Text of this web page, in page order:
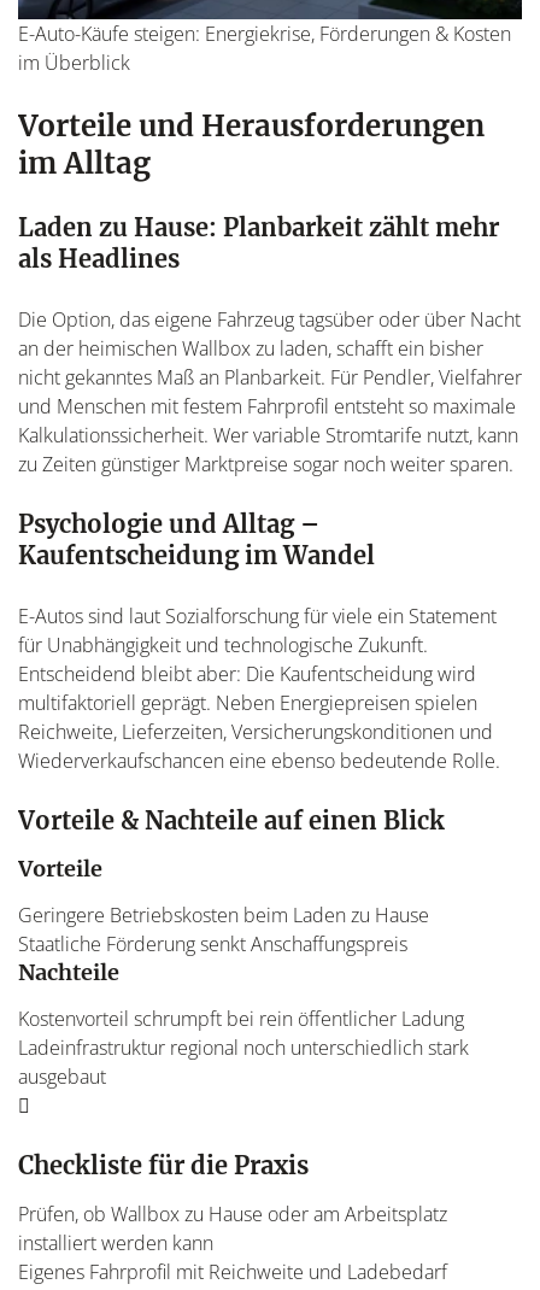
E-Auto-Käufe steigen: Energiekrise, Förderungen & Kosten
im Überblick
Vorteile und Herausforderungen
im Alltag
Laden zu Hause: Planbarkeit zählt mehr
als Headlines
Die Option, das eigene Fahrzeug tagsüber oder über Nacht
an der heimischen Wallbox zu laden, schafft ein bisher
nicht gekanntes Maß an Planbarkeit. Für Pendler, Vielfahrer
und Menschen mit festem Fahrprofil entsteht so maximale
Kalkulationssicherheit. Wer variable Stromtarife nutzt, kann
zu Zeiten günstiger Marktpreise sogar noch weiter sparen.
Psychologie und Alltag –
Kaufentscheidung im Wandel
E-Autos sind laut Sozialforschung für viele ein Statement
für Unabhängigkeit und technologische Zukunft.
Entscheidend bleibt aber: Die Kaufentscheidung wird
multifaktoriell geprägt. Neben Energiepreisen spielen
Reichweite, Lieferzeiten, Versicherungskonditionen und
Wiederverkaufschancen eine ebenso bedeutende Rolle.
Vorteile & Nachteile auf einen Blick
Vorteile
Geringere Betriebskosten beim Laden zu Hause
Staatliche Förderung senkt Anschaffungspreis
Nachteile
Kostenvorteil schrumpft bei rein öffentlicher Ladung
Ladeinfrastruktur regional noch unterschiedlich stark
ausgebaut
Checkliste für die Praxis
Prüfen, ob Wallbox zu Hause oder am Arbeitsplatz
installiert werden kann
Eigenes Fahrprofil mit Reichweite und Ladebedarf